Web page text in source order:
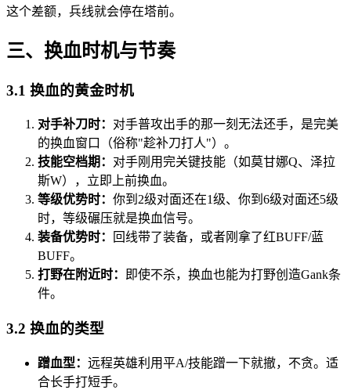
这个差额，兵线就会停在塔前。
三、换血时机与节奏
3.1 换血的黄金时机
对手补刀时： 对手普攻出手的那一刻无法还手，是完美
的换血窗口（俗称"趁补刀打人"）。
技能空档期： 对手刚用完关键技能（如莫甘娜Q、泽拉
斯W），立即上前换血。
等级优势时： 你到2级对面还在1级、你到6级对面还5级
时，等级碾压就是换血信号。
装备优势时：
回线带了装备，或者刚拿了红BUFF/蓝
BUFF。
打野在附近时：
即使不杀，换血也能为打野创造Gank条
件。
3.2 换血的类型
蹭血型： 远程英雄利用平A/技能蹭一下就撤，不贪。适
合长手打短手。